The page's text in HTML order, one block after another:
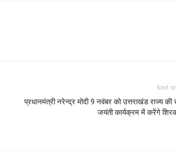
Next
प्रधानमंत्री नरेन्द्र मोदी 9 नवंबर को उत्तराखंड राज्य
जयंती कार्यक्रम में करेंगे